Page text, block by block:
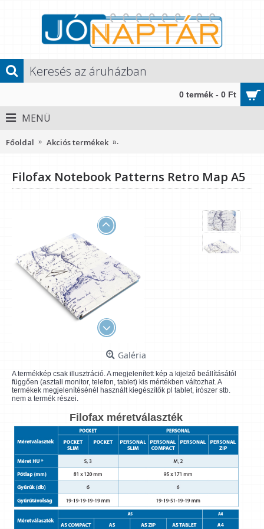
0 termék - 0 Ft
MENÜ
Főoldal Akciós termékek
Filofax Notebook Patterns Retro Map A5
Galéria
A termékkép csak illusztráció. A megjelenített kép a kijelző beállításától
függően (asztali monitor, telefon, tablet) kis mértékben változhat. A
termékek megjelenítésénél használt kiegészítők pl tablet, írószer stb.
nem a termék részei.
Filofax méretválaszték